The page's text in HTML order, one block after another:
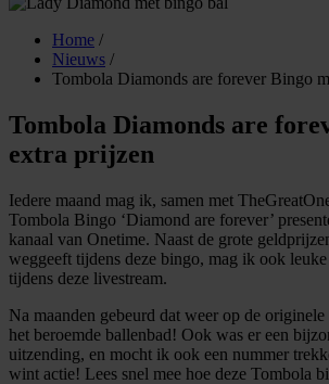
Home /
Nieuws /
Tombola Diamonds are forever Bingo
Tombola Diamonds are
extra prijzen
Iedere maand mag ik, samen met
Tombola Bingo ‘Diamond are forever’
kanaal van Onetime. Naast de grote
weggeeft tijdens deze bingo, mag ik ook
tijdens deze livestream.
Na maanden gebeurd dat weer op de
het beroemde ballenbad! Ook was er een
uitzending, en mocht ik ook een nummer
wint actie! Lees snel mee hoe deze Tombola